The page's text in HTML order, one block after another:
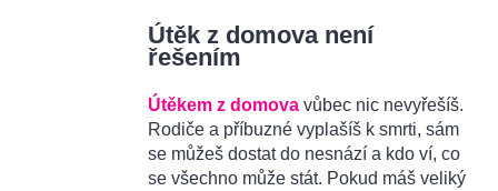
Útěk z domova není
řešením
Útěkem z domova vůbec nic nevyřešíš.
Rodiče a příbuzné vyplašíš k smrti, sám
se můžeš dostat do nesnází a kdo ví, co
se všechno může stát. Pokud máš veliký